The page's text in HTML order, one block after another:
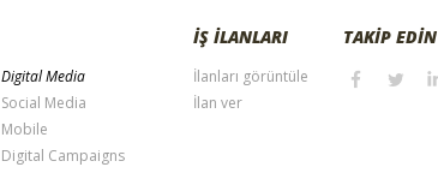
Digital Media
Social Media
Mobile
Digital Campaigns
İŞ İLANLARI
İlanları görüntüle
İlan ver
TAKİP EDİN